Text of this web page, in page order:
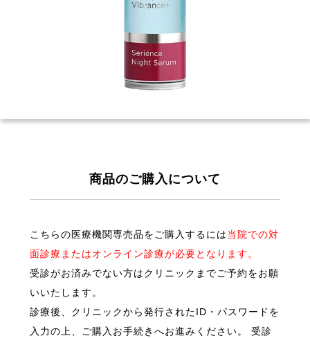
商品のご購入について
こちらの医療機関専売品をご購入するには当院での対
面診療またはオンライン診療が必要となります。
受診がお済みでない方はクリニックまでご予約をお願
いいたします。
診療後、クリニックから発行されたID・パスワードを
入力の上、ご購入お手続きへお進みください。 受診